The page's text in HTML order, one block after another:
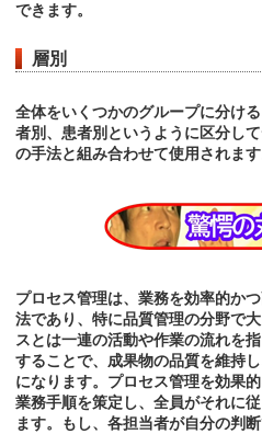
できます。
層別
全体をいくつかのグループに分け
者別、患者別というように区分し
の手法と組み合わせて使用されます
プロセス管理は、業務を効率的か
法であり、特に品質管理の分野で
スとは一連の活動や作業の流れを
することで、成果物の品質を維持
になります。プロセス管理を効果
業務手順を策定し、全員がそれに
ます。もし、各担当者が自分の判